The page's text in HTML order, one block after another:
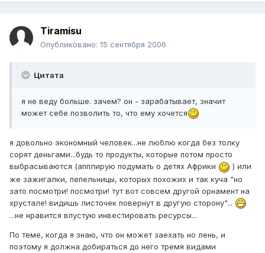
Tiramisu
Опубликовано: 15 сентября 2006
Цитата
я не веду больше. зачем? он - зарабатывает, значит
может себе позволить то, что ему хочется
я довольно экономный человек...не люблю когда без толку
сорят деньгами...будь то продукты, которые потом просто
выбрасываются (апплирую подумать о детях Африки
) или
же зажигалки, пепельницы, которых похожих и так куча "но
зато посмотри! посмотри! тут вот совсем другой орнамент на
хрустале! видишь листочек повернут в другую сторону"...
...не нравится впустую инвестировать ресурсы...
По теме, когда я знаю, что он может заехать но лень, и
поэтому я должна добираться до него тремя видами